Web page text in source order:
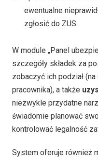
ewentualne
zgłosić do ZUS.
W module „Panel
szczegóły składek za
zobaczyć ich podział
pracownika), a także
niezwykle przydatne
świadomie planować
kontrolować legalność
System oferuje również